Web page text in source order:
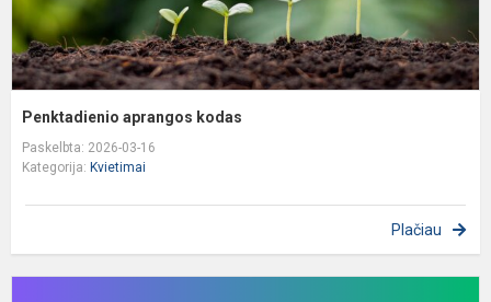
Penktadienio aprangos kodas
Paskelbta: 2026-03-16
Kategorija: Kvietimai
Plačiau